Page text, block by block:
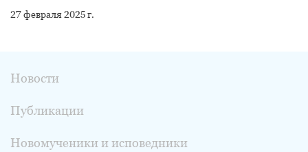
27 февраля 2025 г.
Новости
Публикации
Новомученики и исповедники